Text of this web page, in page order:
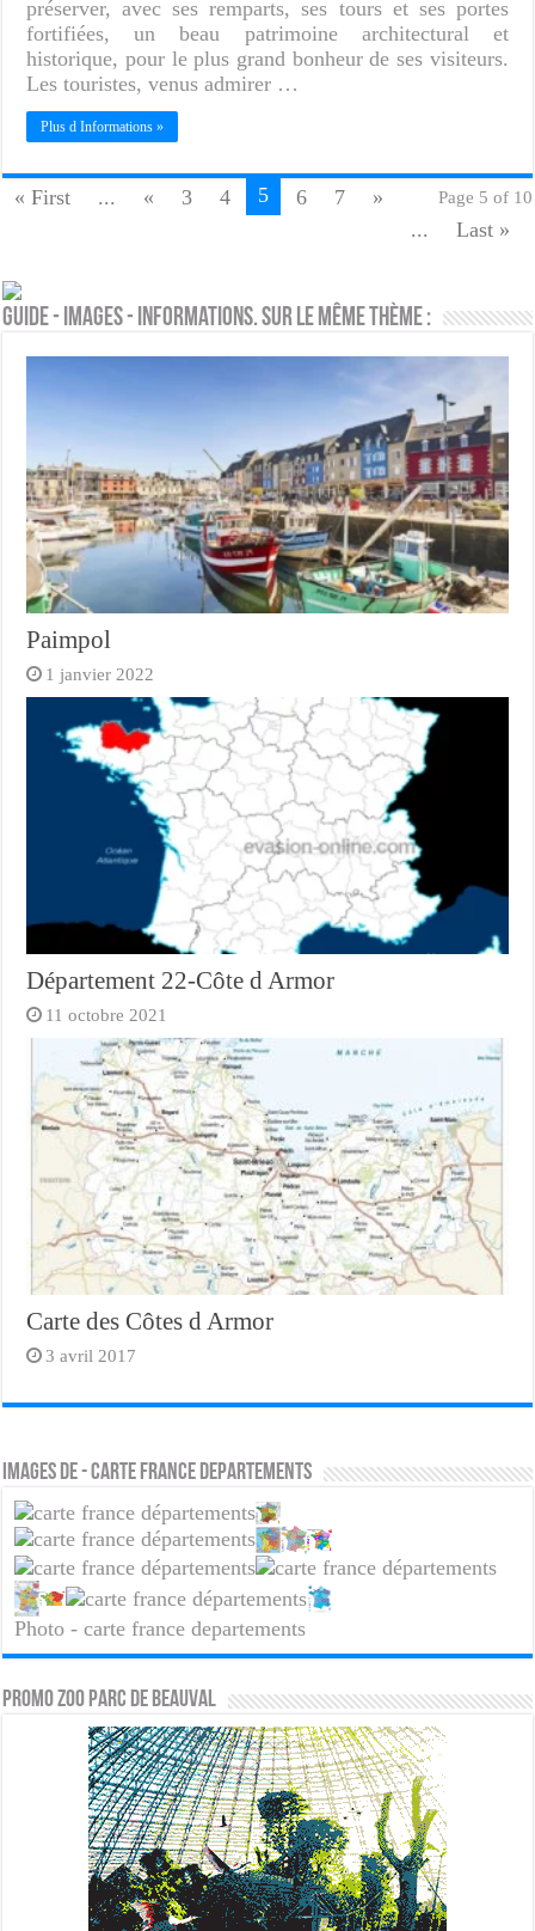
préserver, avec ses remparts, ses tours et ses portes
fortifiées, un beau patrimoine architectural et
historique, pour le plus grand bonheur de ses visiteurs.
Les touristes, venus admirer …
Plus d Informations »
Page 5 of 10
« First ... « 3 4 5 6 7
»
...
Last »
Guide - Images - Informations. Sur le même thème :
Paimpol
1 janvier 2022
Département 22-Côte d Armor
11 octobre 2021
Carte des Côtes d Armor
3 avril 2017
Images de - carte france departements
Photo - carte france departements
PROMO ZOO PARC DE BEAUVAL